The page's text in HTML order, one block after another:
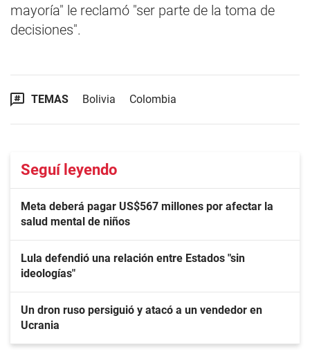
mayoría" le reclamó "ser parte de la toma de
decisiones".
TEMAS Bolivia Colombia
Seguí leyendo
Meta deberá pagar US$567 millones por afectar la
salud mental de niños
Lula defendió una relación entre Estados "sin
ideologías"
Un dron ruso persiguió y atacó a un vendedor en
Ucrania